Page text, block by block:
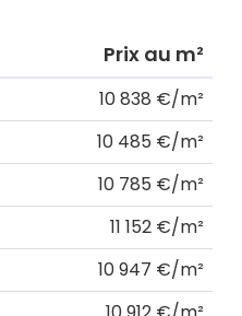
Prix au m²
10 838 €/m²
10 485 €/m²
10 785 €/m²
11 152 €/m²
10 947 €/m²